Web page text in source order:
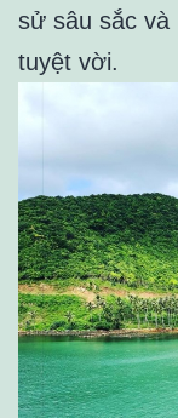
sử sâu sắc và
tuyệt vời.